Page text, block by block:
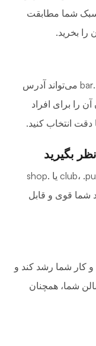
سبک شما مطابقت
را بخرید.
استفاده از خط فاصله در دامنه .bar می‌تواند آدرس
را برای افراد
دقت انتخاب کنید.
بگیرید
با ثبت دامنه‌های مرتبط مانند .club، .pub یا .shop
شما قوی و قابل
و کار شما رشد کند و
شما، همچنان